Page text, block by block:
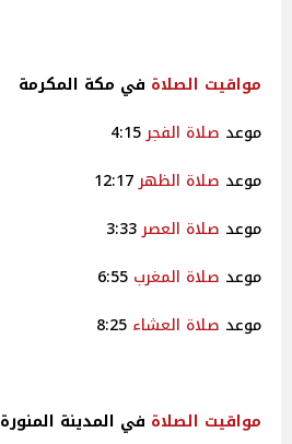
مواقيت الصلاة في مكة المكرمة
موعد صلاة الفجر4:15
موعد صلاة الظهر12:17
موعد صلاة العصر3:33
موعد صلاة المغرب
موعد صلاة العشاء
مواقيت الصلاة في المدينة المنورة